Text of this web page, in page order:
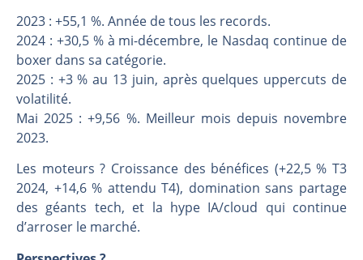
2023 : +55,1 %. Année de tous les records.
2024 : +30,5 % à mi-décembre, le Nasdaq continue de
boxer dans sa catégorie.
2025 : +3 % au 13 juin, après quelques uppercuts de
volatilité.
Mai 2025 : +9,56 %. Meilleur mois depuis novembre
2023.
Les moteurs ? Croissance des bénéfices (+22,5 % T3
2024, +14,6 % attendu T4), domination sans partage
des géants tech, et la hype IA/cloud qui continue
d’arroser le marché.